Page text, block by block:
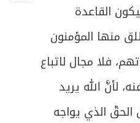
القاعدة
منها المؤمنون
فلا مجال لاتباع
لأنَّ الله يريد
الذي يواجه